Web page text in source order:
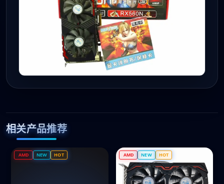
相关产品推荐
AMD NEW HOT AMD NEW HOT